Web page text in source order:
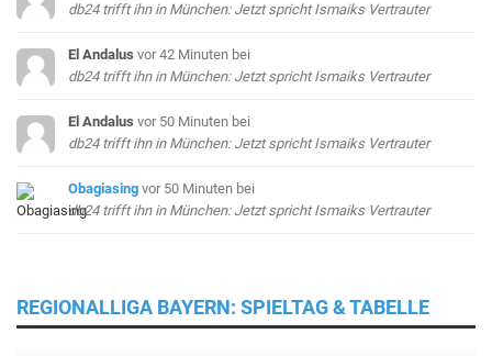
db24 trifft ihn in München: Jetzt spricht Ismaiks Vertrauter
El Andalus vor 42 Minuten bei
db24 trifft ihn in München: Jetzt spricht Ismaiks Vertrauter
El Andalus vor 50 Minuten bei
db24 trifft ihn in München: Jetzt spricht Ismaiks Vertrauter
Obagiasing vor 50 Minuten bei
db24 trifft ihn in München: Jetzt spricht Ismaiks Vertrauter
REGIONALLIGA BAYERN: SPIELTAG & TABELLE